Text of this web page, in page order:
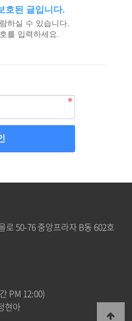
호된 글입니다.
하실 수 있습니다.
를 입력하세요.
로 50-76 중앙프라자 B동 602호
PM 12:00)
현아